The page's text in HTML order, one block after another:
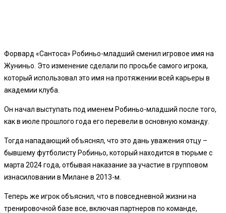
Форвард «Сантоса» Робиньо-младший сменил игровое имя на
Жуниньо. Это изменение сделали по просьбе самого игрока,
который использовал это имя на протяжении всей карьеры в
академии клуба.
Он начал выступать под именем Робиньо-младший после того,
как в июле прошлого года его перевели в основную команду.
Тогда нападающий объяснял, что это дань уважения отцу –
бывшему футболисту Робиньо, который находится в тюрьме с
марта 2024 года, отбывая наказание за участие в групповом
изнасиловании в Милане в 2013-м.
Теперь же игрок объяснил, что в повседневной жизни на
тренировочной базе все, включая партнеров по команде,